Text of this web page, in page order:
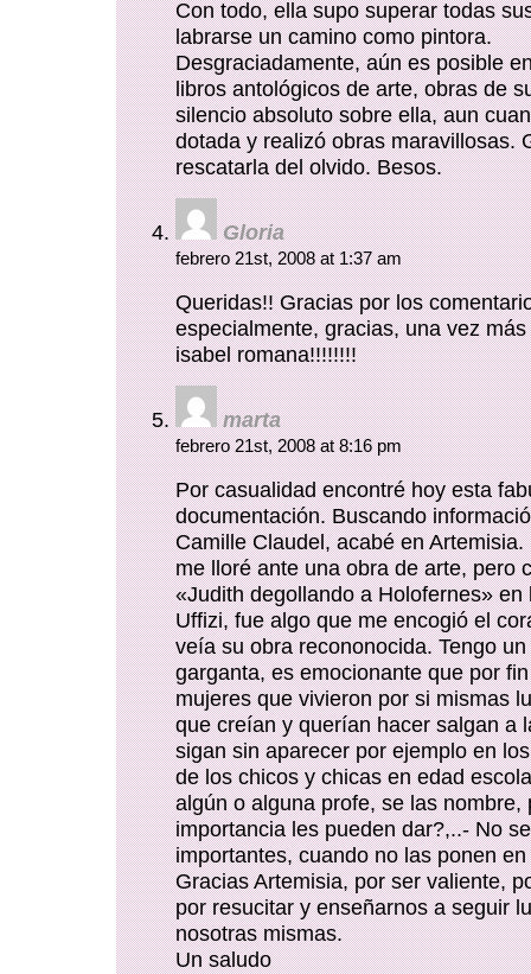
Con todo, ella supo superar todas
labrarse un camino como pintora.
Desgraciadamente, aún es posible
libros antológicos de arte, obras de
silencio absoluto sobre ella, aun
dotada y realizó obras maravillosas.
rescatarla del olvido. Besos.
Gloria
febrero 21st, 2008 at 1:37 am
Queridas!! Gracias por los
especialmente, gracias, una vez
isabel romana!!!!!!!!
marta
febrero 21st, 2008 at 8:16 pm
Por casualidad encontré hoy esta
documentación. Buscando
Camille Claudel, acabé en Artemisia.
me lloré ante una obra de arte, pero
«Judith degollando a Holofernes» en
Uffizi, fue algo que me encogió el
veía su obra recononocida. Tengo
garganta, es emocionante que por
mujeres que vivieron por si mismas
que creían y querían hacer salgan a
sigan sin aparecer por ejemplo en
de los chicos y chicas en edad
algún o alguna profe, se las nombre,
importancia les pueden dar?,..- No
importantes, cuando no las ponen
Gracias Artemisia, por ser valiente,
por resucitar y enseñarnos a seguir
nosotras mismas.
Un saludo